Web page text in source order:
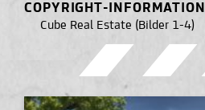
COPYRIGHT-INFORMATION
Cube Real Estate (Bilder 1-4)